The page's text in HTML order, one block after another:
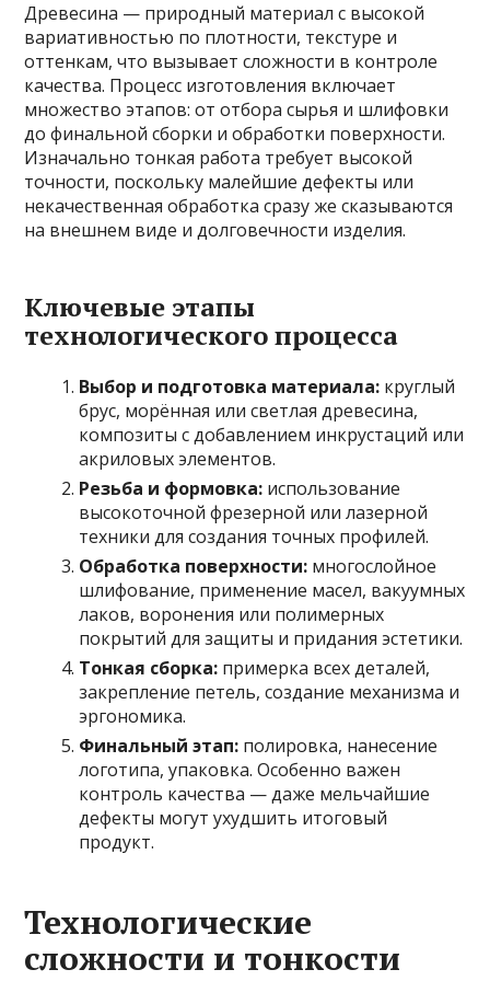
Древесина — природный материал с высокой
вариативностью по плотности, текстуре и
оттенкам, что вызывает сложности в контроле
качества. Процесс изготовления включает
множество этапов: от отбора сырья и шлифовки
до финальной сборки и обработки поверхности.
Изначально тонкая работа требует высокой
точности, поскольку малейшие дефекты или
некачественная обработка сразу же сказываются
на внешнем виде и долговечности изделия.
Ключевые этапы
технологического процесса
Выбор и подготовка материала: круглый
брус, морённая или светлая древесина,
композиты с добавлением инкрустаций или
акриловых элементов.
Резьба и формовка: использование
высокоточной фрезерной или лазерной
техники для создания точных профилей.
Обработка поверхности: многослойное
шлифование, применение масел, вакуумных
лаков, воронения или полимерных
покрытий для защиты и придания эстетики.
Тонкая сборка: примерка всех деталей,
закрепление петель, создание механизма и
эргономика.
Финальный этап: полировка, нанесение
логотипа, упаковка. Особенно важен
контроль качества — даже мельчайшие
дефекты могут ухудшить итоговый
продукт.
Технологические
сложности и тонкости